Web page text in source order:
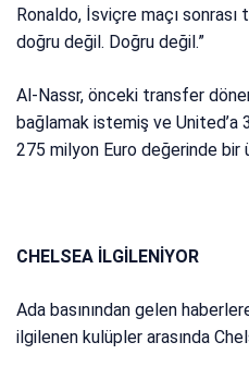
Ronaldo, İsviçre maçı sonrası
doğru değil. Doğru değil.”
Al-Nassr, önceki transfer
bağlamak istemiş ve United’a
275 milyon Euro değerinde
CHELSEA İLGİLENİYOR
Ada basınından gelen
ilgilenen kulüpler arasında